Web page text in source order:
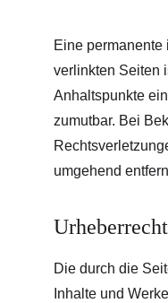
Eine
verlinkten Seiten
Anhaltspunkte
zumutbar. Bei
umgehend
Urheberrecht
Die durch die
Inhalte und